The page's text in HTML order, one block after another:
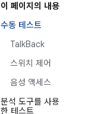
이 페이지의 내용
수동 테스트
TalkBack
스위치 제어
음성 액세스
분석 도구를 사용
한 테스트